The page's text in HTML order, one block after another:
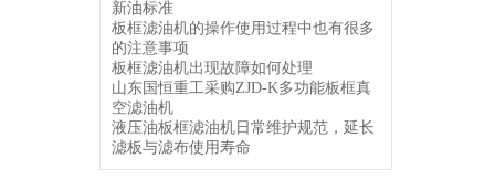
新油标准
板框滤油机的操作使用过程中也有很多
的注意事项
板框滤油机出现故障如何处理
山东国恒重工采购ZJD-K多功能板框真
空滤油机
液压油板框滤油机日常维护规范，延长
滤板与滤布使用寿命